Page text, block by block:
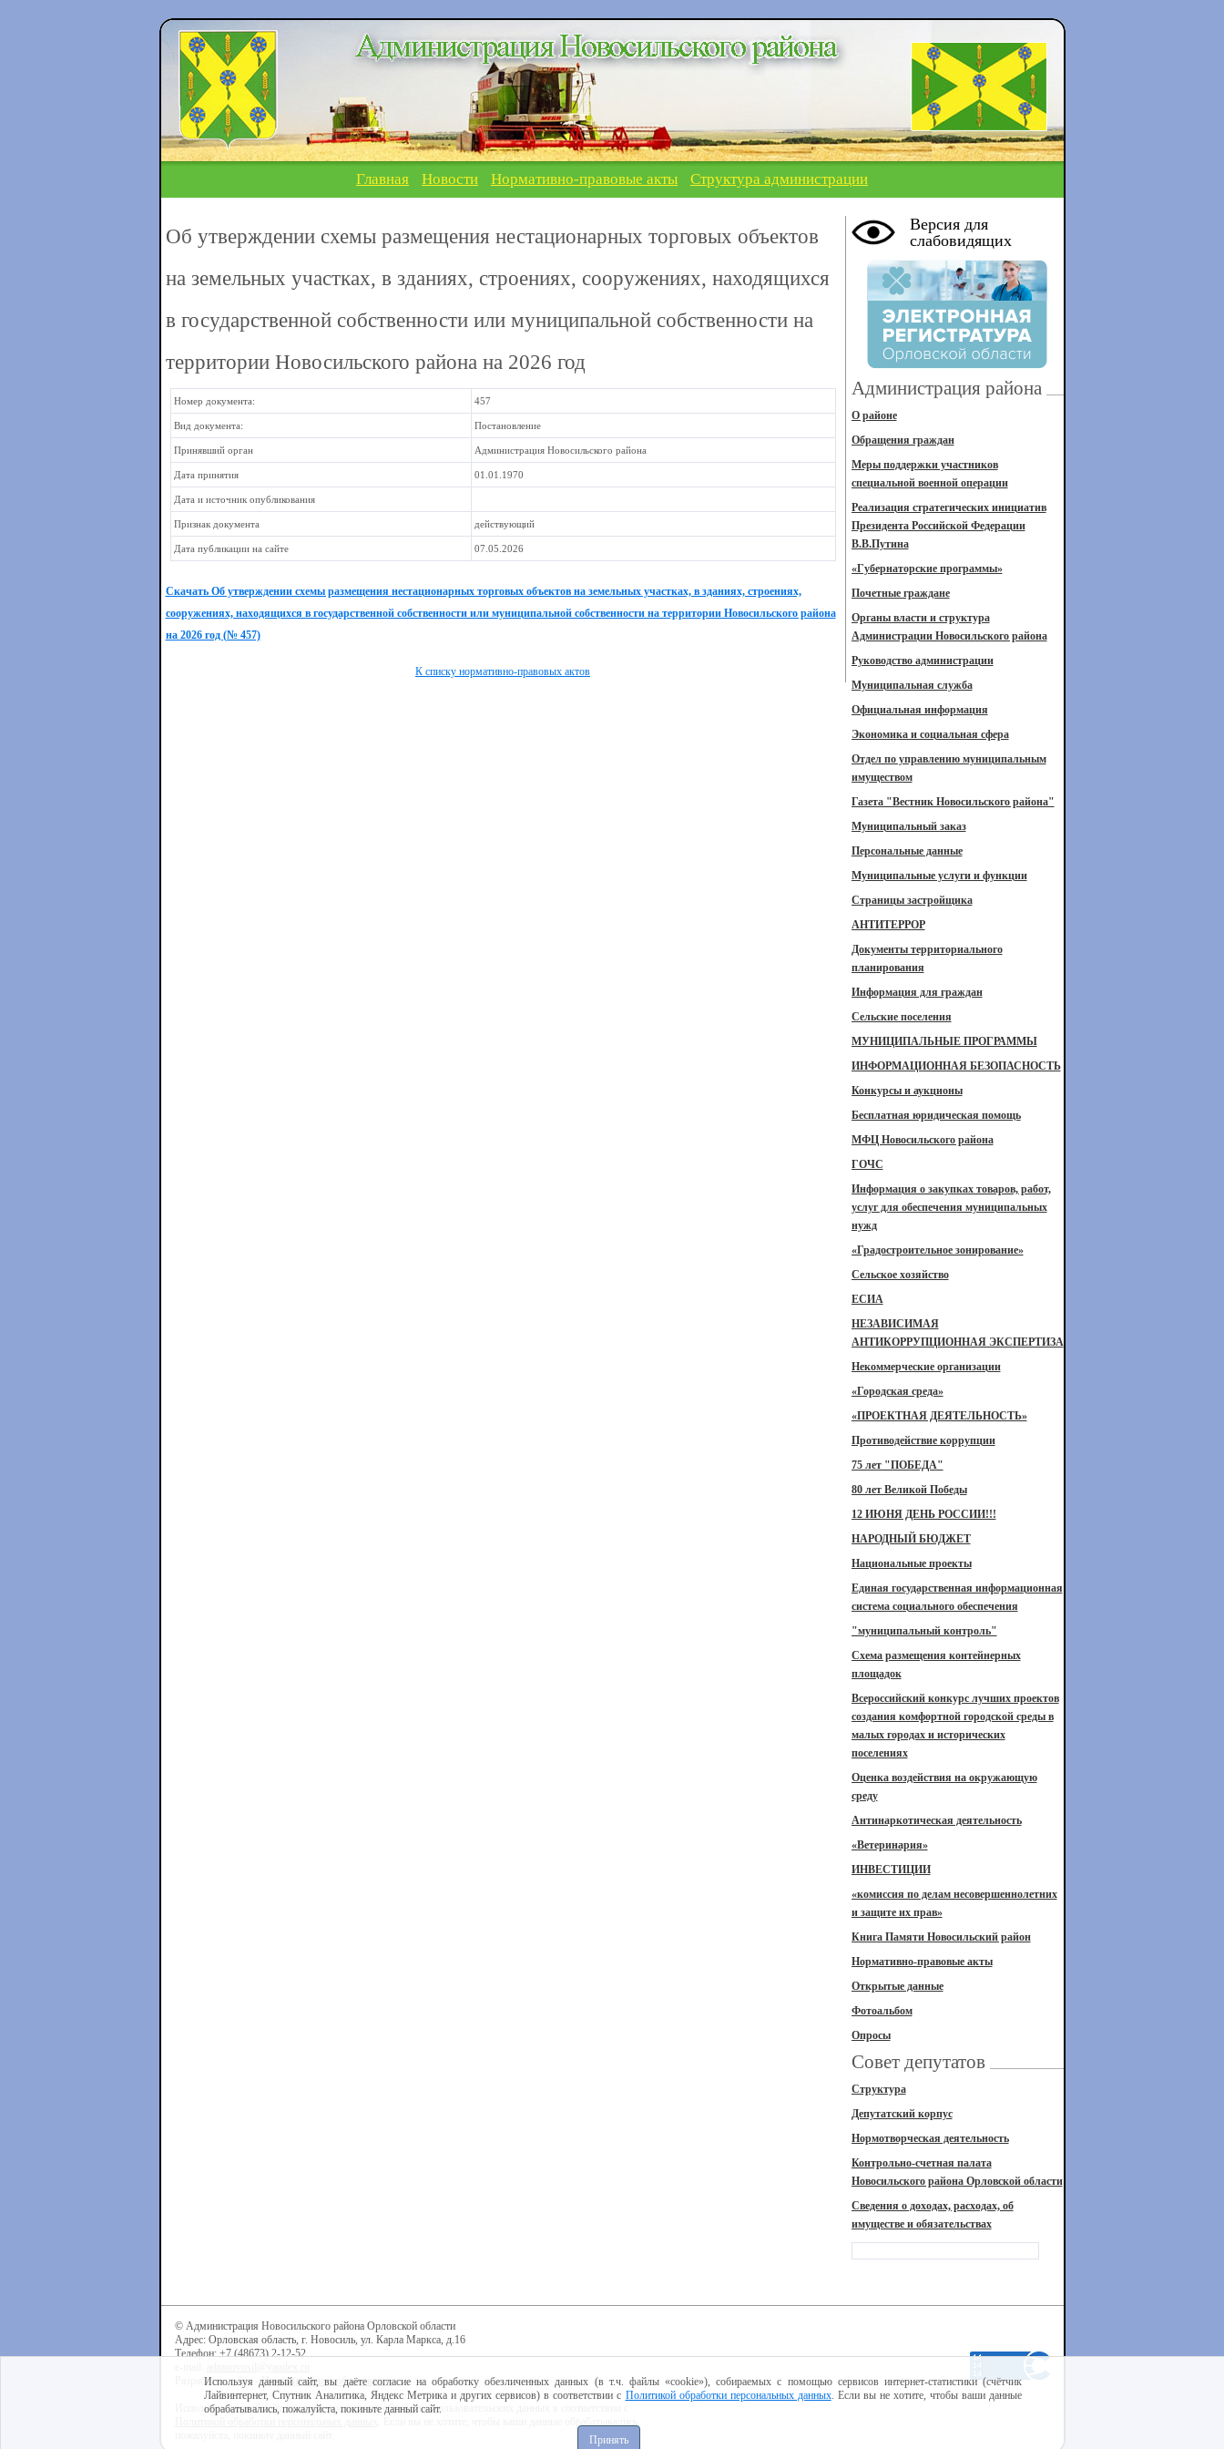
Главная Новости Нормативно-правовые акты Структура администрации
Об утверждении схемы размещения нестационарных торговых объектов
на земельных участках, в зданиях, строениях, сооружениях, находящихся
в государственной собственности или муниципальной собственности на
территории Новосильского района на 2026 год
Номер документа: 457
Вид документа: Постановление
Принявший орган Администрация Новосильского района
Дата принятия 01.01.1970
Дата и источник опубликования
Признак документа действующий
Дата публикации на сайте 07.05.2026
Скачать Об утверждении схемы размещения нестационарных торговых объектов на земельных участках, в зданиях, строениях,
сооружениях, находящихся в государственной собственности или муниципальной собственности на территории Новосильского района
на 2026 год (№ 457)
К списку нормативно-правовых актов
Версия для
слабовидящих
Администрация района
О районе
Обращения граждан
Меры поддержки участников
специальной военной операции
Реализация стратегических инициатив
Президента Российской Федерации
В.В.Путина
«Губернаторские программы»
Почетные граждане
Органы власти и структура
Администрации Новосильского района
Руководство администрации
Муниципальная служба
Официальная информация
Экономика и социальная сфера
Отдел по управлению муниципальным
имуществом
Газета "Вестник Новосильского района"
Муниципальный заказ
Персональные данные
Муниципальные услуги и функции
Страницы застройщика
АНТИТЕРРОР
Документы территориального
планирования
Информация для граждан
Сельские поселения
МУНИЦИПАЛЬНЫЕ ПРОГРАММЫ
ИНФОРМАЦИОННАЯ БЕЗОПАСНОСТЬ
Конкурсы и аукционы
Бесплатная юридическая помощь
МФЦ Новосильского района
ГОЧС
Информация о закупках товаров, работ,
услуг для обеспечения муниципальных
нужд
«Градостроительное зонирование»
Сельское хозяйство
ЕСИА
НЕЗАВИСИМАЯ
АНТИКОРРУПЦИОННАЯ ЭКСПЕРТИЗА
Некоммерческие организации
«Городская среда»
«ПРОЕКТНАЯ ДЕЯТЕЛЬНОСТЬ»
Противодействие коррупции
75 лет "ПОБЕДА"
80 лет Великой Победы
12 ИЮНЯ ДЕНЬ РОССИИ!!!
НАРОДНЫЙ БЮДЖЕТ
Национальные проекты
Единая государственная информационная
система социального обеспечения
"муниципальный контроль"
Схема размещения контейнерных
площадок
Всероссийский конкурс лучших проектов
создания комфортной городской среды в
малых городах и исторических
поселениях
Оценка воздействия на окружающую
среду
Антинаркотическая деятельность
«Ветеринария»
ИНВЕСТИЦИИ
«комиссия по делам несовершеннолетних
и защите их прав»
Книга Памяти Новосильский район
Нормативно-правовые акты
Открытые данные
Фотоальбом
Опросы
Совет депутатов
Структура
Депутатский корпус
Нормотворческая деятельность
Контрольно-счетная палата
Новосильского района Орловской области
Сведения о доходах, расходах, об
имуществе и обязательствах
© Администрация Новосильского района Орловской области
Адрес: Орловская область, г. Новосиль, ул. Карла Маркса, д.16
Телефон: +7 (48673) 2-12-52
Разработка сайта -Центр интернет-образования
Используя данный сайт, вы даёте согласие на обработку пользовательских данных в соответствии с
Используя данный сайт, вы даёте согласие на обработку обезличенных данных (в т.ч. файлы «cookie»), собираемых с помощью сервисов интернет-статистики (счётчик
Лайвинтернет, Спутник Аналитика, Яндекс Метрика и других сервисов) в соответствии с Политикой обработки персональных данных. Если вы не хотите, чтобы ваши данные
обрабатывались, пожалуйста, покиньте данный сайт.
Принять